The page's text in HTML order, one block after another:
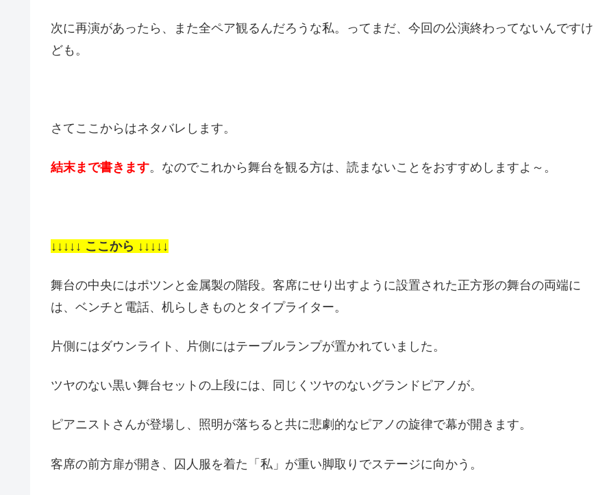
次に再演があったら、また全ペア観るんだろうな私。ってまだ、今回の公演終わってないんですけ
ども。
さてここからはネタバレします。
結末まで書きます。なのでこれから舞台を観る方は、読まないことをおすすめしますよ～。
↓↓↓↓↓ ここから ↓↓↓↓↓
舞台の中央にはポツンと金属製の階段。客席にせり出すように設置された正方形の舞台の両端に
は、ベンチと電話、机らしきものとタイプライター。
片側にはダウンライト、片側にはテーブルランプが置かれていました。
ツヤのない黒い舞台セットの上段には、同じくツヤのないグランドピアノが。
ピアニストさんが登場し、照明が落ちると共に悲劇的なピアノの旋律で幕が開きます。
客席の前方扉が開き、囚人服を着た「私」が重い脚取りでステージに向かう。